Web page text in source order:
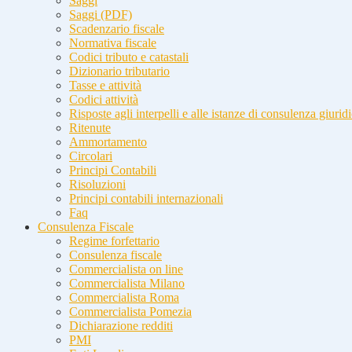
Saggi (PDF)
Scadenzario fiscale
Normativa fiscale
Codici tributo e catastali
Dizionario tributario
Tasse e attività
Codici attività
Risposte agli interpelli e alle istanze di consulenza
Ritenute
Ammortamento
Circolari
Principi Contabili
Risoluzioni
Principi contabili internazionali
Faq
Consulenza Fiscale
Regime forfettario
Consulenza fiscale
Commercialista on line
Commercialista Milano
Commercialista Roma
Commercialista Pomezia
Dichiarazione redditi
PMI